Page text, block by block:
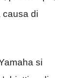
causa di
si